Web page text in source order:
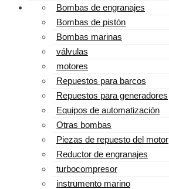
Bombas de engranajes
Bombas de pistón
Bombas marinas
válvulas
motores
Repuestos para barcos
Repuestos para generadores
Equipos de automatización
Otras bombas
Piezas de repuesto del motor
Reductor de engranajes
turbocompresor
instrumento marino